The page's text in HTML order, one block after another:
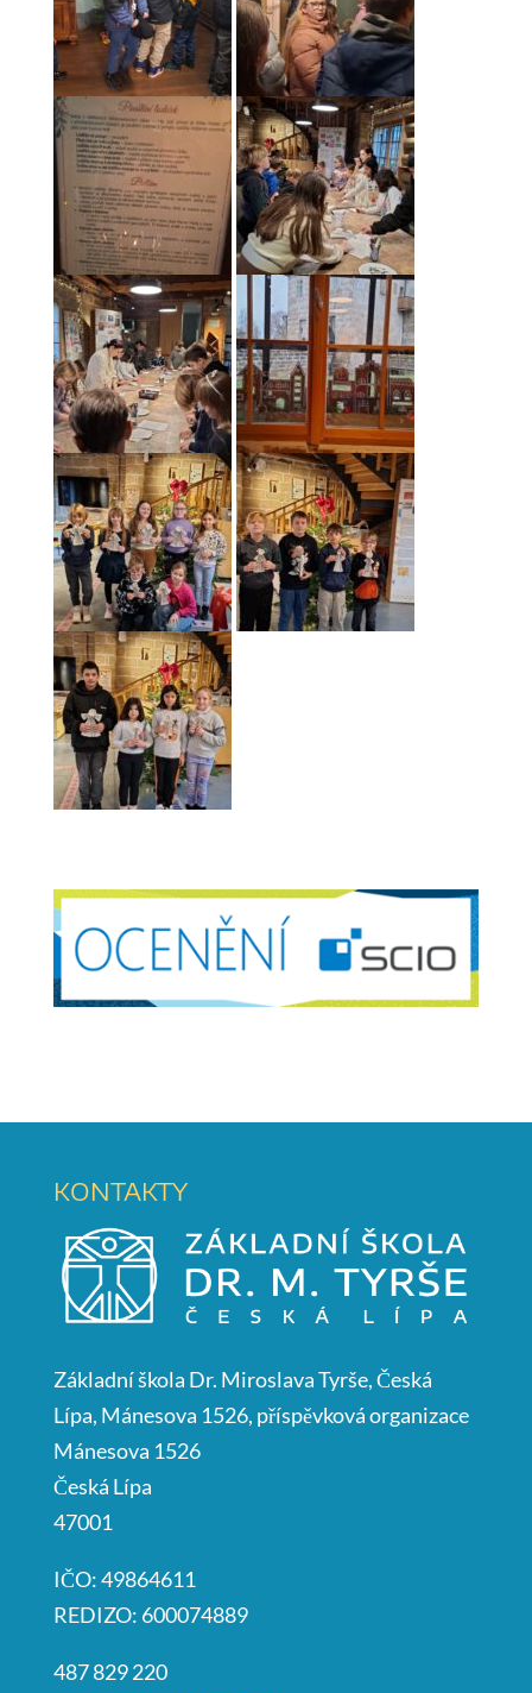
KONTAKTY
Základní škola Dr. Miroslava Tyrše, Česká
Lípa, Mánesova 1526, příspěvková organizace
Mánesova 1526
Česká Lípa
47001
IČO: 49864611
REDIZO: 600074889
487 829 220